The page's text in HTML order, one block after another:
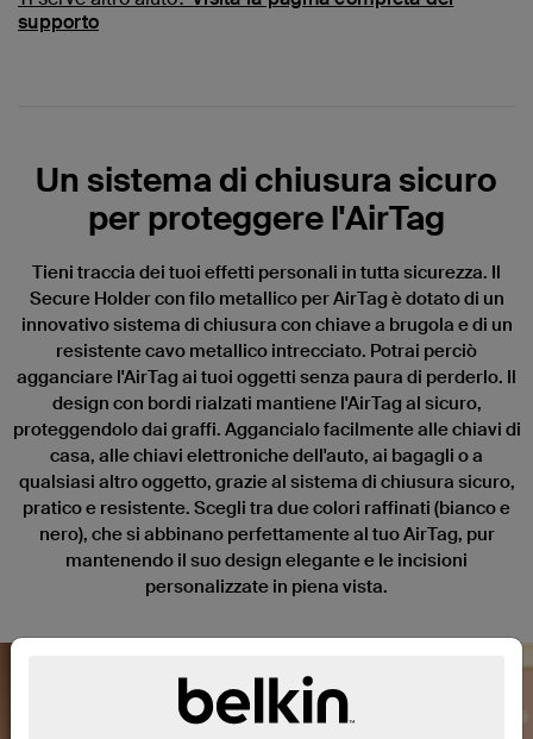
supporto
Un sistema di chiusura sicuro
per proteggere l'AirTag
Tieni traccia dei tuoi effetti personali in tutta sicurezza. Il
Secure Holder con filo metallico per AirTag è dotato di un
innovativo sistema di chiusura con chiave a brugola e di un
resistente cavo metallico intrecciato. Potrai perciò
agganciare l'AirTag ai tuoi oggetti senza paura di perderlo. Il
design con bordi rialzati mantiene l'AirTag al sicuro,
proteggendolo dai graffi. Aggancialo facilmente alle chiavi di
casa, alle chiavi elettroniche dell'auto, ai bagagli o a
qualsiasi altro oggetto, grazie al sistema di chiusura sicuro,
pratico e resistente. Scegli tra due colori raffinati (bianco e
nero), che si abbinano perfettamente al tuo AirTag, pur
mantenendo il suo design elegante e le incisioni
personalizzate in piena vista.